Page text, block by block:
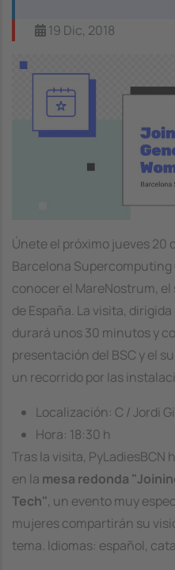
19 Dic, 2018
Image
Únete el próximo jueves 20
Barcelona
conocer el MareNostrum,
de España. La visita,
durará unos 30 minutos y
presentación del BSC y el
un recorrido por las
Localización: C / Jordi
Hora: 18:30 h
Tras la visita, PyLadiesBCN
en la mesa redonda
Tech", un evento muy
mujeres compartirán su
tema. Idiomas: español,